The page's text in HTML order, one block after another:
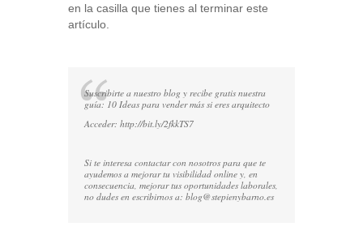
en la casilla que tienes al terminar este
artículo.
Suscribirte a nuestro blog y recibe gratis nuestra
guía: 10 Ideas para vender más si eres arquitecto
Acceder: http://bit.ly/2fkkTS7
Si te interesa contactar con nosotros para que te
ayudemos a mejorar tu visibilidad online y, en
consecuencia, mejorar tus oportunidades laborales,
no dudes en escribirnos a: blog@stepienybarno.es